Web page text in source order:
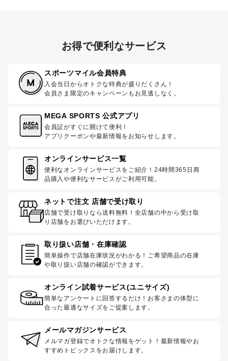
お得で便利なサービス
スポーツマイル会員特典
入会当日からオトクな特典が盛りだくさん！
会員さま限定のキャンペーンもお見逃しなく。
MEGA SPORTS 公式アプリ
会員証がすぐに開けて便利！
アプリクーポンや最新情報をお知らせします。
オンラインサービス一覧
便利なオンラインサービスをご紹介！24時間365日商
品購入や便利なサービスがご利用可能。
ネットで注文 店舗で受け取り
店舗で受け取りなら送料無料！全店舗の中から受け取
り店舗をお選びいただけます。
取り扱い店舗・在庫確認
簡単操作で店舗在庫状況がわかる！ご希望商品の在庫
や取り扱い店舗の確認ができます。
オンライン試着サービス(ユニサイズ)
簡単なアンケートに回答するだけ！お客さまの体型に
合った最適なサイズをご提案します。
メールマガジンサービス
メルマガ登録でオトクな情報をゲット！最新情報やお
すすめトピックスをお届けします。